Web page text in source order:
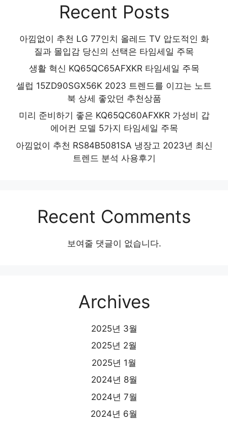
Recent Posts
아낌없이 추천 LG 77인치 올레드 TV 압도적인 화
질과 몰입감 당신의 선택은 타임세일 주목
생활 혁신 KQ65QC65AFXKR 타임세일 주목
셀럽 15ZD90SGX56K 2023 트렌드를 이끄는 노트
북 상세 좋았던 추천상품
미리 준비하기 좋은 KQ65QC60AFXKR 가성비 갑
에어컨 모델 5가지 타임세일 주목
아낌없이 추천 RS84B5081SA 냉장고 2023년 최신
트렌드 분석 사용후기
Recent Comments
보여줄 댓글이 없습니다.
Archives
2025년 3월
2025년 2월
2025년 1월
2024년 8월
2024년 7월
2024년 6월